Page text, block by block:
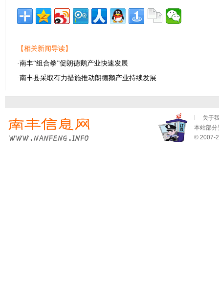
【相关新闻导读】
·南丰“组合拳”促朗德鹅产业快速发展
·南丰县采取有力措施推动朗德鹅产业持续发展
关于
本站部分
© 2007-